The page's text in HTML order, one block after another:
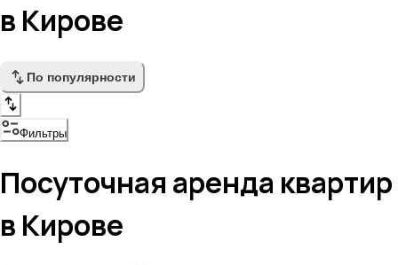
в Кирове
По популярности
Фильтры
Посуточная аренда квартир
в Кирове